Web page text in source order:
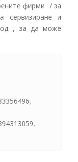
фирми / за
сервизиране и
, за да може